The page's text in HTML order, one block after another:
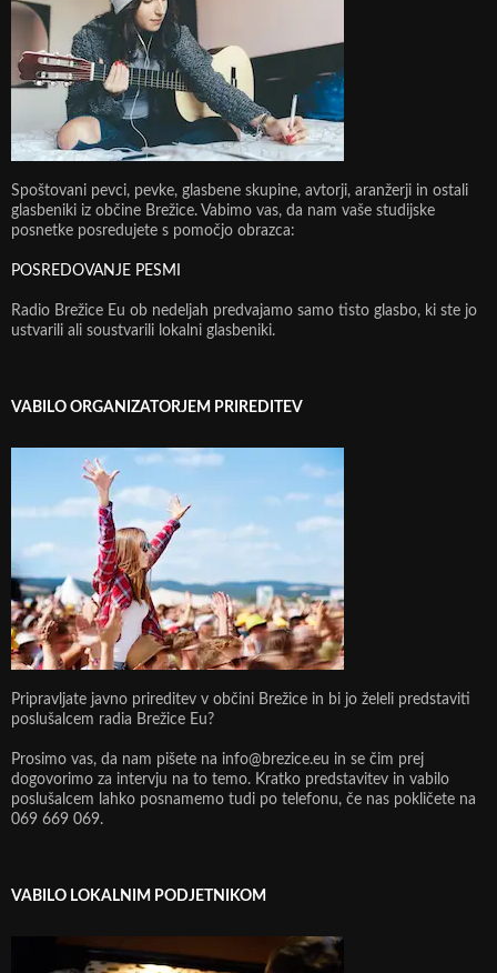
Spoštovani pevci, pevke, glasbene skupine, avtorji, aranžerji in ostali
glasbeniki iz občine Brežice. Vabimo vas, da nam vaše studijske
posnetke posredujete s pomočjo obrazca:
POSREDOVANJE PESMI
Radio Brežice Eu ob nedeljah predvajamo samo tisto glasbo, ki ste jo
ustvarili ali soustvarili lokalni glasbeniki.
VABILO ORGANIZATORJEM PRIREDITEV
Pripravljate javno prireditev v občini Brežice in bi jo želeli predstaviti
poslušalcem radia Brežice Eu?
Prosimo vas, da nam pišete na info@brezice.eu in se čim prej
dogovorimo za intervju na to temo. Kratko predstavitev in vabilo
poslušalcem lahko posnamemo tudi po telefonu, če nas pokličete na
069 669 069.
VABILO LOKALNIM PODJETNIKOM